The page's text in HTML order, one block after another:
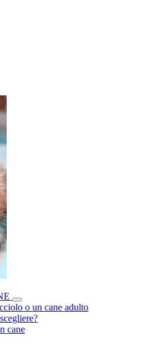
o un cane adulto
cane